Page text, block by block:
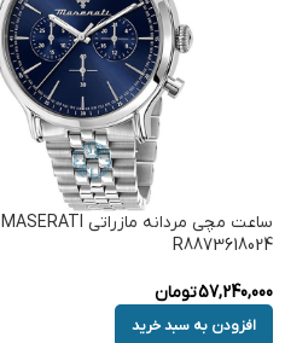
ساعت مچی مردانه مازراتی MASERATI
R8873618024
57,240,000تومان
افزودن به سبد خرید